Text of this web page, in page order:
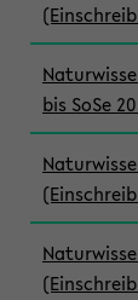
bis SoSe